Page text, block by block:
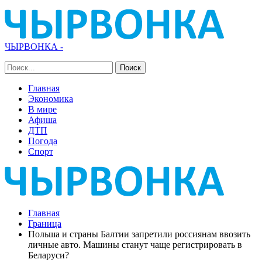
ЧЫРВОНКА -
Главная
Экономика
В мире
Афиша
ДТП
Погода
Спорт
Главная
Граница
Польша и страны Балтии запретили россиянам ввозить
личные авто. Машины станут чаще регистрировать в
Беларуси?